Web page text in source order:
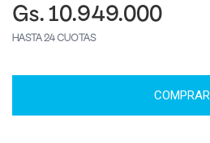
Gs. 10.949.000
HASTA 24 CUOTAS
COMPRAR